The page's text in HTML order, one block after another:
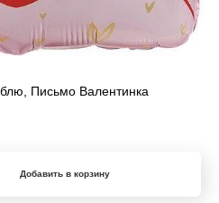
Письмо Валентинка
Добавить в корзину